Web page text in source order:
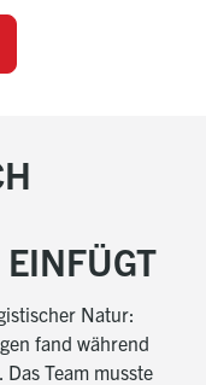
Natur:
fand während
Team musste